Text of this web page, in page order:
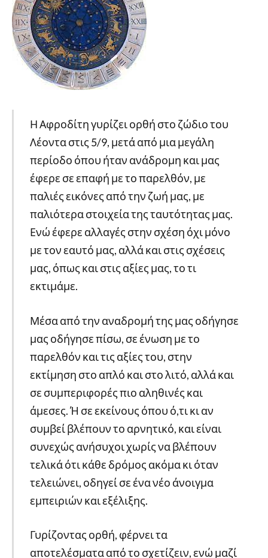
Η Αφροδίτη γυρίζει ορθή στο ζώδιο του
Λέοντα στις 5/9, μετά από μια μεγάλη
περίοδο όπου ήταν ανάδρομη και μας
έφερε σε επαφή με το παρελθόν, με
παλιές εικόνες από την ζωή μας, με
παλιότερα στοιχεία της ταυτότητας μας.
Ενώ έφερε αλλαγές στην σχέση όχι μόνο
με τον εαυτό μας, αλλά και στις σχέσεις
μας, όπως και στις αξίες μας, το τι
εκτιμάμε.
Μέσα από την αναδρομή της μας οδήγησε
μας οδήγησε πίσω, σε ένωση με το
παρελθόν και τις αξίες του, στην
εκτίμηση στο απλό και στο λιτό, αλλά και
σε συμπεριφορές πιο αληθινές και
άμεσες. Ή σε εκείνους όπου ό,τι κι αν
συμβεί βλέπουν το αρνητικό, και είναι
συνεχώς ανήσυχοι χωρίς να βλέπουν
τελικά ότι κάθε δρόμος ακόμα κι όταν
τελειώνει, οδηγεί σε ένα νέο άνοιγμα
εμπειριών και εξέλιξης.
Γυρίζοντας ορθή, φέρνει τα
αποτελέσματα από το σχετίζειν, ενώ μαζί